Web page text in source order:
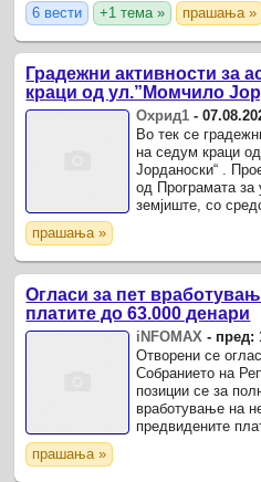
6 вести
+1 тема » прашања »
Градежни активности за
краци од ул.”Момчило
Охрид1 -
Во тек се
на седум краци
Јорданоски“ .
од Програмата
земјиште, со
прашања »
Огласи за пет
платите до 63.000 денари
iNFOMAX - пред:
Отворени се
Собранието на
позиции се за
вработување на
предвидените
прашања »